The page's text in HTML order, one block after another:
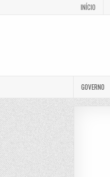
INÍCIO
GOVERNO